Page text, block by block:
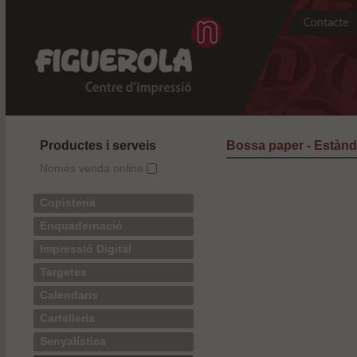
Productes i serveis
Nomès venda online
Copisteria
Enquadernació
Impressió Digital
Targetes
Calendaris
Cartelleria
Senyalística
Bossa paper -